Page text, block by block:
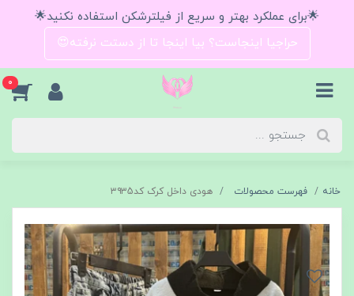
🌟برای عملکرد بهتر و سریع از فیلترشکن استفاده نکنید🌟
حراجیا اینجاست؟ بیا اینجا تا از دستت نرفته😍
0
خانه فهرست محصولات هودی داخل کرک کد۳۹۳5